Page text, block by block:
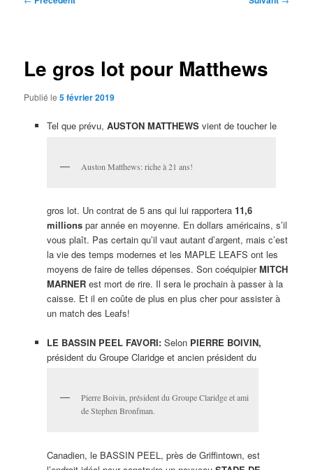
Le gros lot pour Matthews
Publié le5 février 2019
Tel que prévu, AUSTON MATTHEWSvient de toucher le
Auston Matthews: riche à 21 ans!
gros lot. Un contrat de 5 ans qui lui rapportera 11,6
millionspar année en moyenne. En dollars américains, s’il
vous plaît. Pas certain qu’il vaut autant d’argent, mais c’est
la vie des temps modernes et les MAPLE LEAFS ont les
moyens de faire de telles dépenses. Son coéquipierMITCH
MARNERest mort de rire. Il sera le prochain à passer à la
caisse. Et il en coûte de plus en plus cher pour assister à
un match des Leafs!
LE BASSIN PEEL FAVORI: Selon PIERRE BOIVIN,
président du Groupe Claridge et ancien président du
Pierre Boivin, président du Groupe Claridge et ami
de Stephen Bronfman.
Canadien, le BASSIN PEEL, près de Griffintown, est